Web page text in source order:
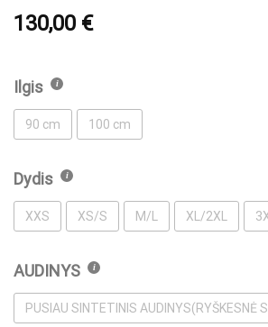
130,00 €
Ilgis
90 cm 100 cm
Dydis
XXS XS/S M/L XL/2XL
AUDINYS
PUSIAU SINTETINIS AUDINYS(RYŠKESNĖ